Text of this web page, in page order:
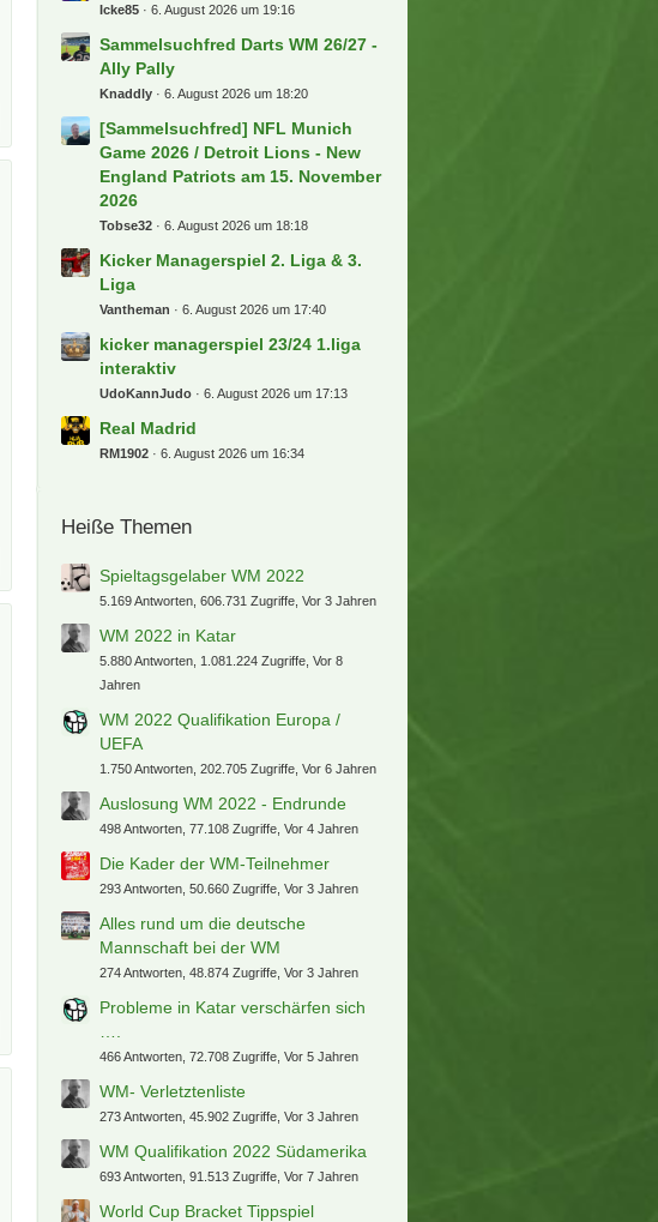
Icke85 6. August 2026 um 19:16
Sammelsuchfred Darts WM 26/27 -
Ally Pally
Knaddly 6. August 2026 um 18:20
[Sammelsuchfred] NFL Munich
Game 2026 / Detroit Lions - New
England Patriots am 15. November
2026
Tobse32 6. August 2026 um 18:18
Kicker Managerspiel 2. Liga & 3.
Liga
Vantheman 6. August 2026 um 17:40
kicker managerspiel 23/24 1.liga
interaktiv
UdoKannJudo 6. August 2026 um 17:13
Real Madrid
RM1902 6. August 2026 um 16:34
Heiße Themen
Spieltagsgelaber WM 2022
5.169 Antworten, 606.731 Zugriffe, Vor 3 Jahren
WM 2022 in Katar
5.880 Antworten, 1.081.224 Zugriffe, Vor 8
Jahren
WM 2022 Qualifikation Europa /
UEFA
1.750 Antworten, 202.705 Zugriffe, Vor 6 Jahren
Auslosung WM 2022 - Endrunde
498 Antworten, 77.108 Zugriffe, Vor 4 Jahren
Die Kader der WM-Teilnehmer
293 Antworten, 50.660 Zugriffe, Vor 3 Jahren
Alles rund um die deutsche
Mannschaft bei der WM
274 Antworten, 48.874 Zugriffe, Vor 3 Jahren
Probleme in Katar verschärfen sich
466 Antworten, 72.708 Zugriffe, Vor 5 Jahren
WM- Verletztenliste
273 Antworten, 45.902 Zugriffe, Vor 3 Jahren
WM Qualifikation 2022 Südamerika
693 Antworten, 91.513 Zugriffe, Vor 7 Jahren
World Cup Bracket Tippspiel